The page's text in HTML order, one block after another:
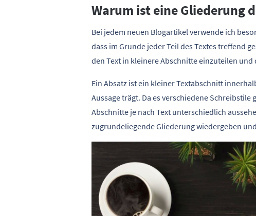
Warum ist eine Gliederung
Bei jedem neuen Blogartikel verwende ich
dass im Grunde jeder Teil des Textes treffend
den Text in kleinere Abschnitte einzuteilen
Ein Absatz ist ein kleiner Textabschnitt
Aussage trägt. Da es verschiedene Schreibstile
Abschnitte je nach Text unterschiedlich
zugrundeliegende Gliederung wiedergeben